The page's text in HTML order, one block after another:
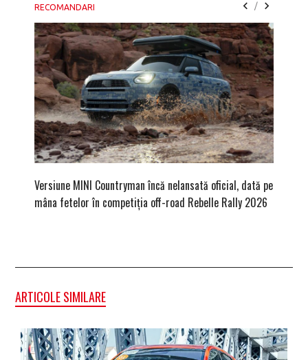
RECOMANDARI /
Versiune MINI Countryman încă nelansată oficial, dată pe
mâna fetelor în competiția off-road Rebelle Rally 2026
ARTICOLE SIMILARE